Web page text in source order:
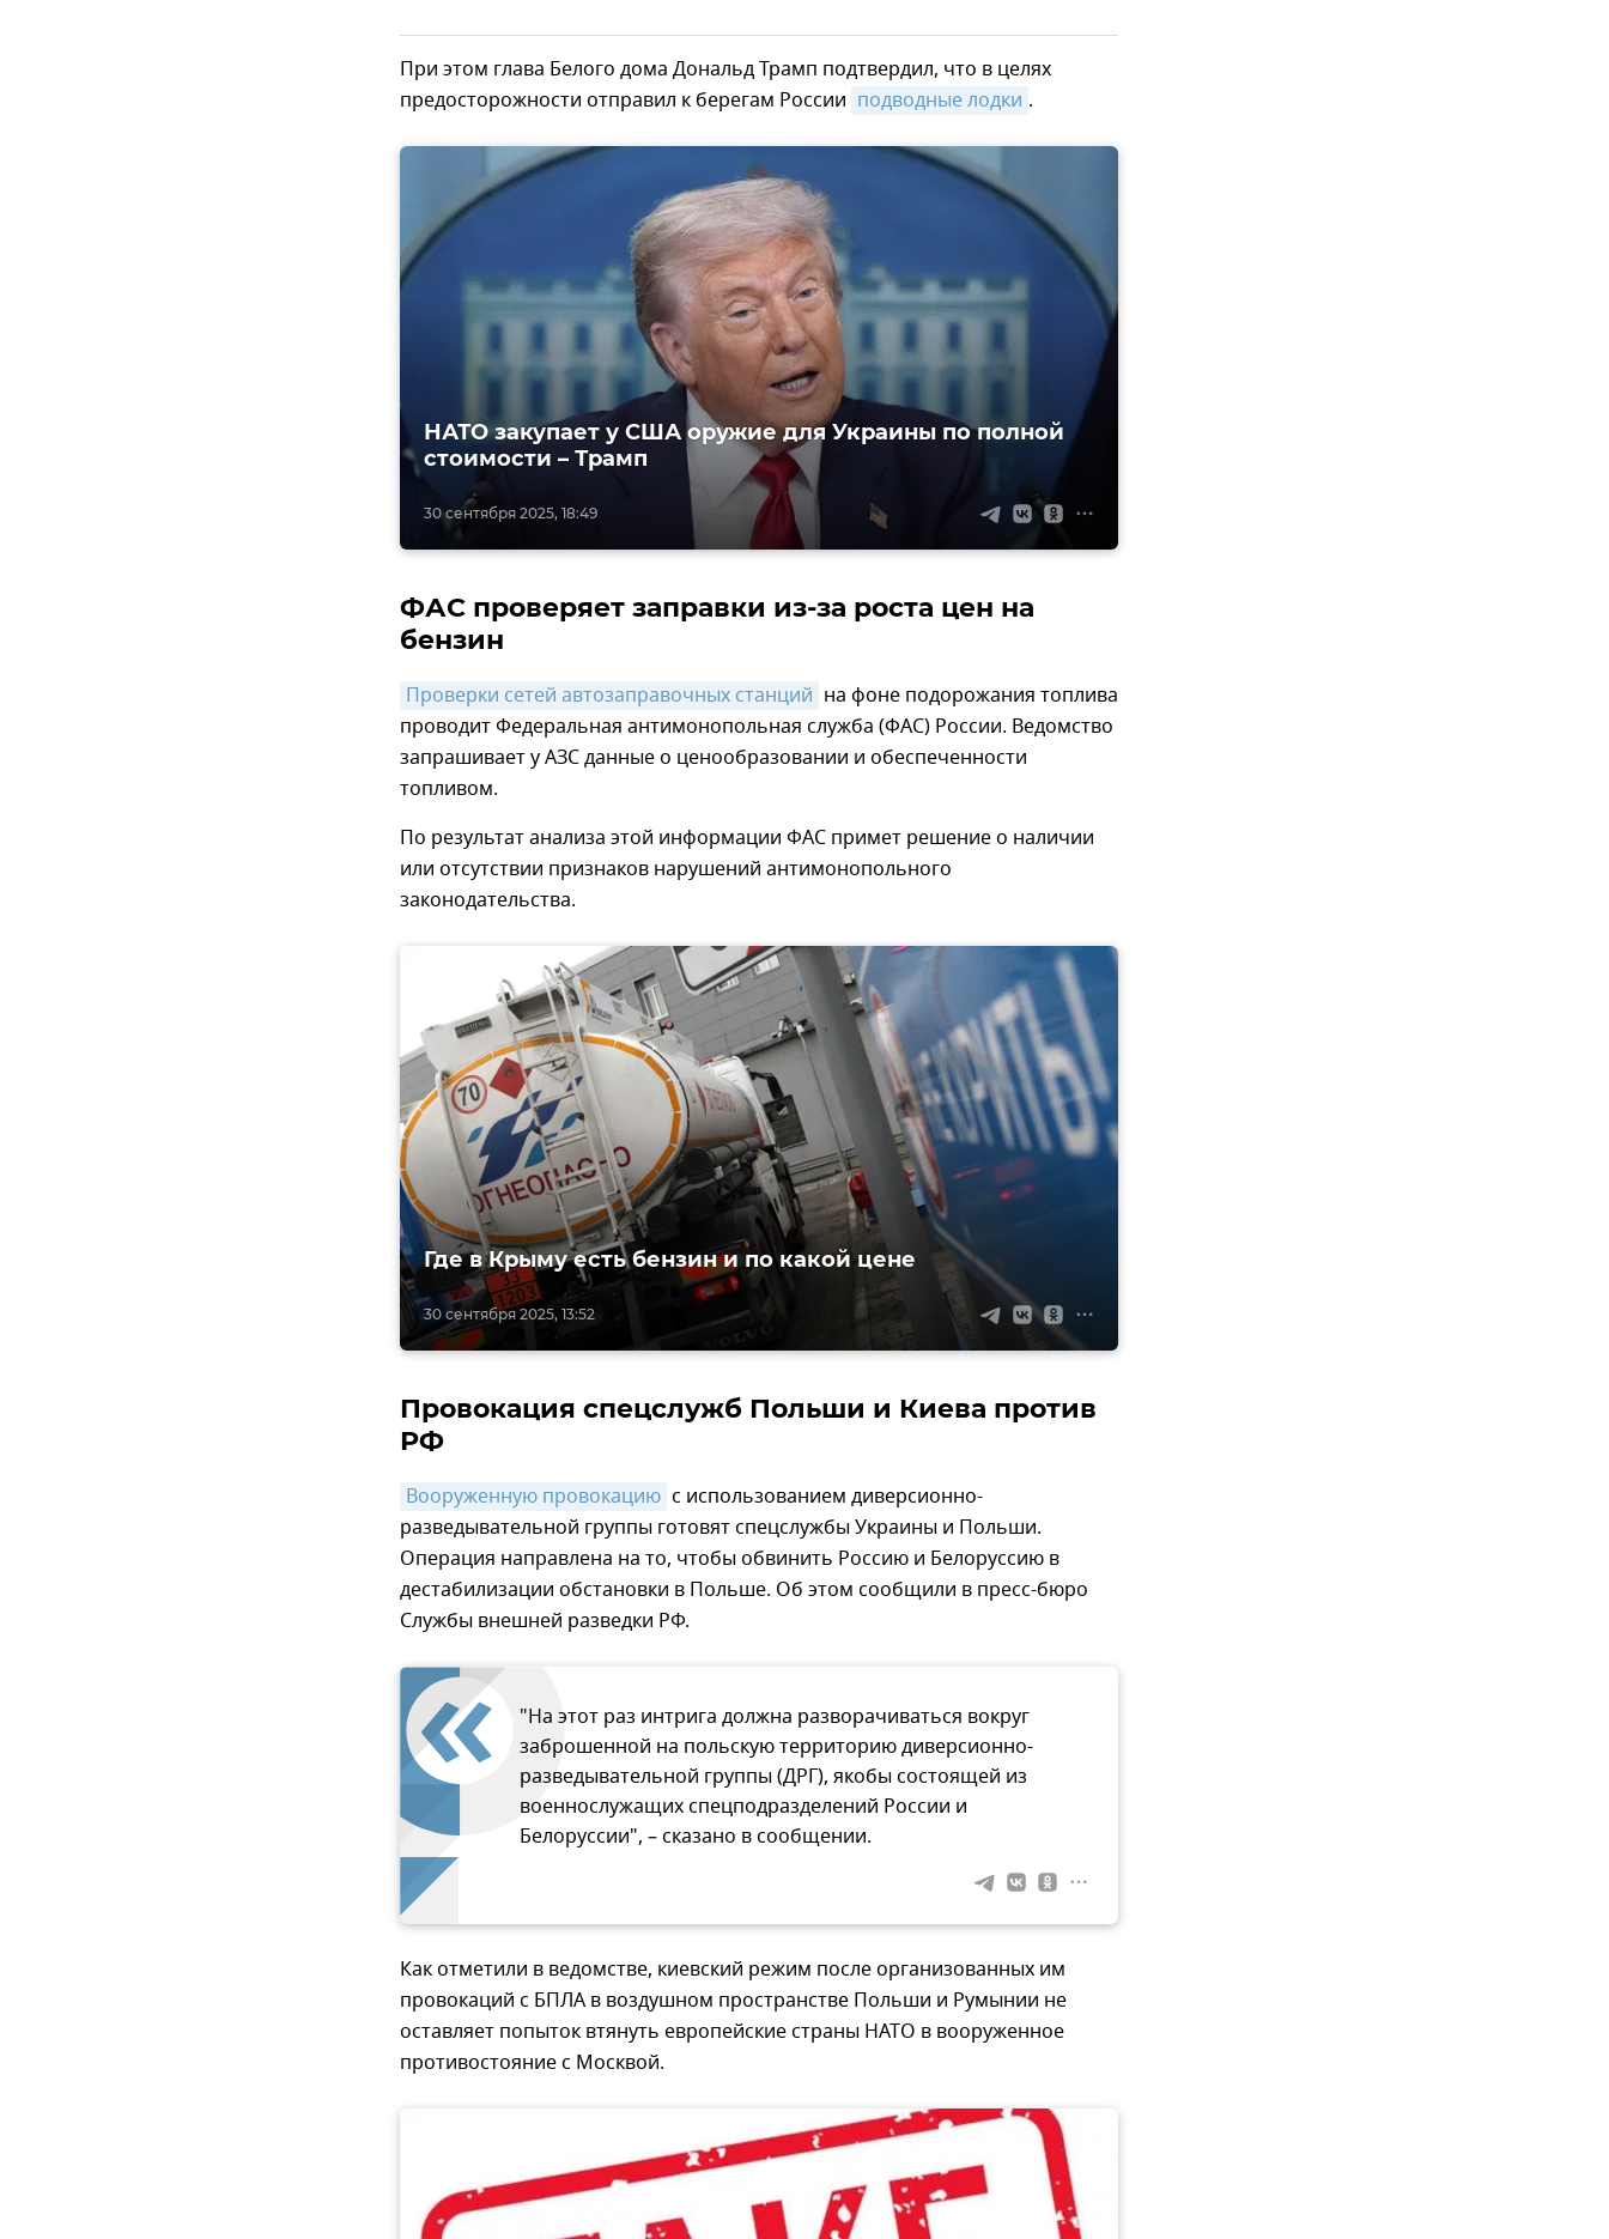
При этом глава Белого дома Дональд Трамп подтвердил, что в целях
предосторожности отправил к берегам России подводные лодки .
30 сентября 2025, 18:49
НАТО закупает у США оружие для Украины по полной
стоимости – Трамп
ФАС проверяет заправки из-за роста цен на
бензин
Проверки сетей автозаправочных станций на фоне подорожания топлива
проводит Федеральная антимонопольная служба (ФАС) России. Ведомство
запрашивает у АЗС данные о ценообразовании и обеспеченности
топливом.
По результат анализа этой информации ФАС примет решение о наличии
или отсутствии признаков нарушений антимонопольного
законодательства.
30 сентября 2025, 13:52
Где в Крыму есть бензин и по какой цене
Провокация спецслужб Польши и Киева против
РФ
Вооруженную провокацию с использованием диверсионно-
разведывательной группы готовят спецслужбы Украины и Польши.
Операция направлена на то, чтобы обвинить Россию и Белоруссию в
дестабилизации обстановки в Польше. Об этом сообщили в пресс-бюро
Службы внешней разведки РФ.
"На этот раз интрига должна разворачиваться вокруг
заброшенной на польскую территорию диверсионно-
разведывательной группы (ДРГ), якобы состоящей из
военнослужащих спецподразделений России и
Белоруссии", – сказано в сообщении.
Как отметили в ведомстве, киевский режим после организованных им
провокаций с БПЛА в воздушном пространстве Польши и Румынии не
оставляет попыток втянуть европейские страны НАТО в вооруженное
противостояние с Москвой.